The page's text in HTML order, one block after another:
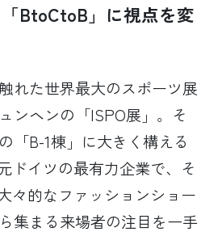
「BtoCtoB」に視点を変
れた世界最大のスポーツ展
ンヘンの「ISPO展」。そ
「B-1棟」に大きく構える
ドイツの最有力企業で、そ
々的なファッションショー
集まる来場者の注目を一手